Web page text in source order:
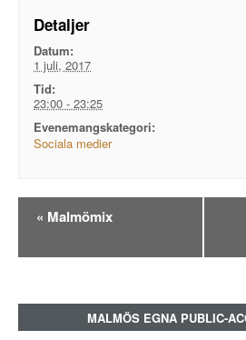
Detaljer
Datum:
1 juli, 2017
Tid:
23:00 - 23:25
Evenemangskategori:
Sociala medier
Evenemangsnavigation
« Malmömix
MALMÖS EGNA PUBLIC-